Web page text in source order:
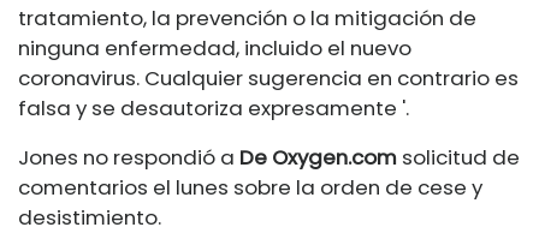
tratamiento, la prevención o la mitigación de
ninguna enfermedad, incluido el nuevo
coronavirus. Cualquier sugerencia en contrario es
falsa y se desautoriza expresamente '.
Jones no respondió a De Oxygen.com solicitud de
comentarios el lunes sobre la orden de cese y
desistimiento.